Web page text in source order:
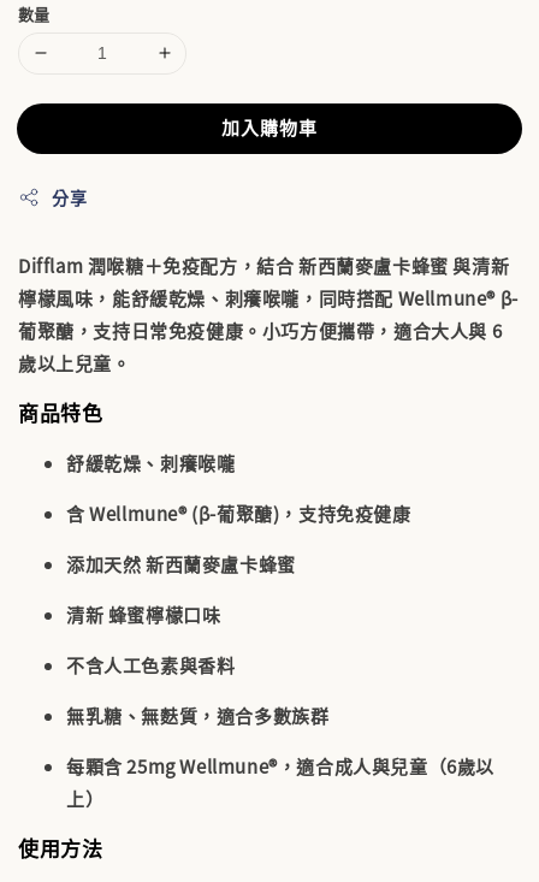
數量
加入購物車
分享
Difflam 潤喉糖＋免疫配方，結合新西蘭麥盧卡蜂蜜與清新
檸檬風味，能舒緩乾燥、刺癢喉嚨，同時搭配 Wellmune® β-
葡聚醣 ，支持日常免疫健康。小巧方便攜帶，適合大人與 6
歲以上兒童。
商品特色
舒緩乾燥、刺癢喉嚨
含Wellmune® (β-葡聚醣) ，支持免疫健康
添加天然新西蘭麥盧卡蜂蜜
清新 蜂蜜檸檬口味
不含人工色素與香料
無乳糖、無麩質 ，適合多數族群
每顆含25mg Wellmune®，適合成人與兒童（6歲以
上）
使用方法